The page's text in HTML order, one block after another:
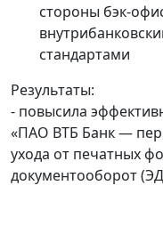
стороны бэк-
стандартами
Результаты:
- повысила
«ПАО ВТБ Банк —
ухода от печатных
документооборот